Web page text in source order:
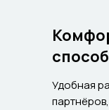
Удобная